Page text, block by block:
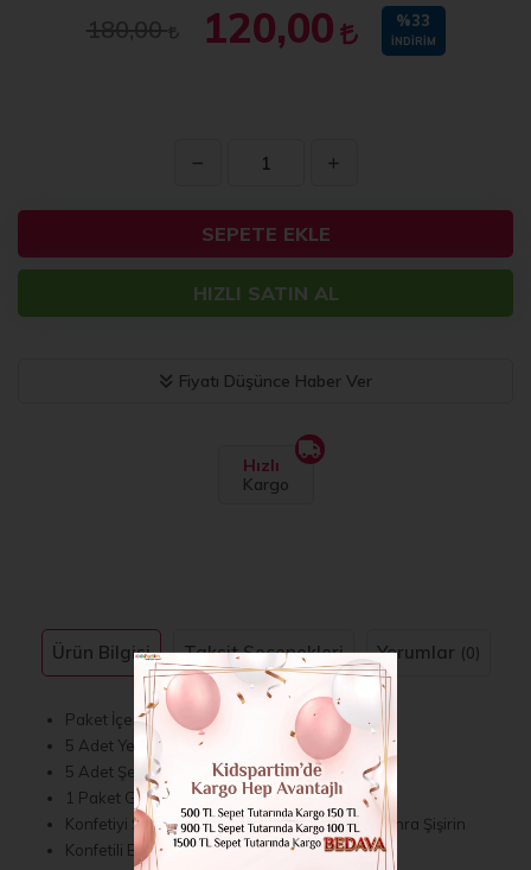
180,00 120,00 %33
İNDIRIM
SEPETE EKLE
HIZLI SATIN AL
Fiyatı Düşünce Haber Ver
Hızlı
Kargo
Ürün Bilgisi Taksit Seçenekleri Yorumlar (0)
Paket İçerisinde 10 Adet Bulunmaktadır.
5 Adet Yeşil Krom Balon
5 Adet Şeffaf Balon
1 Paket Gümüş Balon Konfeti
Konfetiyi Şeffaf Balonların İçine Koyduktan Sonra Şişirin
Konfetili Balonlar İle Partinizi Renklendirin